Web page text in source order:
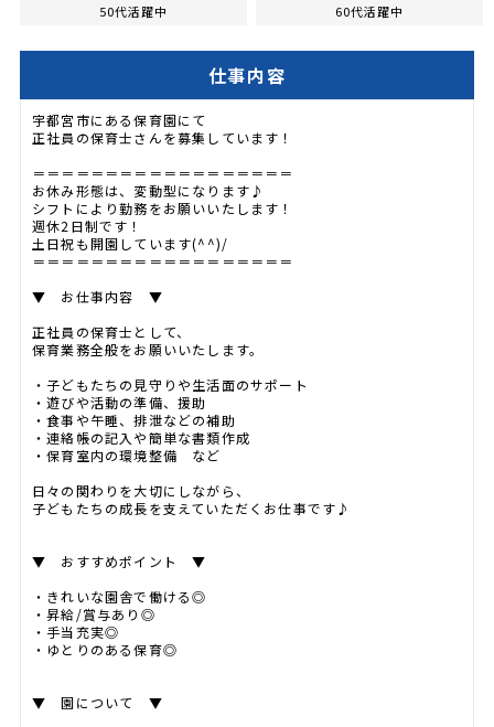
50代活躍中 60代活躍中
仕事内容
宇都宮市にある保育園にて
正社員の保育士さんを募集しています！
＝＝＝＝＝＝＝＝＝＝＝＝＝＝＝＝＝＝
お休み形態は、変動型になります♪
シフトにより勤務をお願いいたします！
週休2日制です！
土日祝も開園しています(^^)/
＝＝＝＝＝＝＝＝＝＝＝＝＝＝＝＝＝＝
▼ お仕事内容 ▼
正社員の保育士として、
保育業務全般をお願いいたします。
・子どもたちの見守りや生活面のサポート
・遊びや活動の準備、援助
・食事や午睡、排泄などの補助
・連絡帳の記入や簡単な書類作成
・保育室内の環境整備 など
日々の関わりを大切にしながら、
子どもたちの成長を支えていただくお仕事です♪
▼ おすすめポイント ▼
・きれいな園舎で働ける◎
・昇給/賞与あり◎
・手当充実◎
・ゆとりのある保育◎
▼ 園について ▼